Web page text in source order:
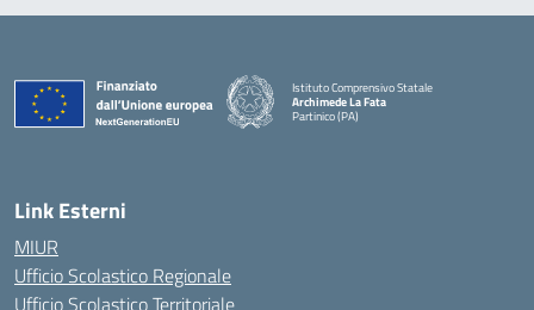
Istituto Comprensivo Statale
Archimede La Fata
Partinico (PA)
Link Esterni
MIUR
Ufficio Scolastico Regionale
Ufficio Scolastico Territoriale